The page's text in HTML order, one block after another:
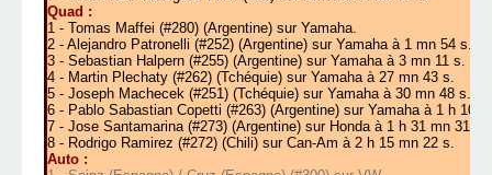
Quad :
1 - Tomas Maffei (#280) (Argentine) sur Yamaha.
2 - Alejandro Patronelli (#252) (Argentine) sur Yamaha à 1 mn 54 s.
3 - Sebastian Halpern (#255) (Argentine) sur Yamaha à 3 mn 11 s.
4 - Martin Plechaty (#262) (Tchéquie) sur Yamaha à 27 mn 43 s.
5 - Joseph Machecek (#251) (Tchéquie) sur Yamaha à 30 mn 48 s.
6 - Pablo Sabastian Copetti (#263) (Argentine) sur Yamaha à 1 h 10
7 - Jose Santamarina (#273) (Argentine) sur Honda à 1 h 31 mn 31 s.
8 - Rodrigo Ramirez (#272) (Chili) sur Can-Am à 2 h 15 mn 22 s.
Auto :